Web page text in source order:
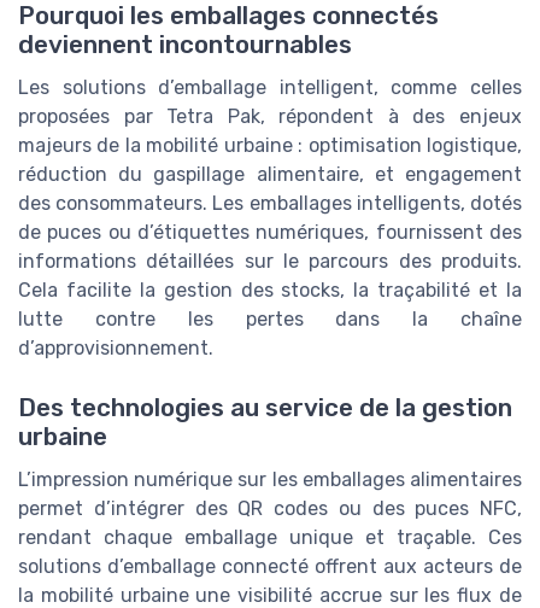
Pourquoi les emballages connectés
deviennent incontournables
Les solutions d’emballage intelligent, comme celles
proposées par Tetra Pak, répondent à des enjeux
majeurs de la mobilité urbaine : optimisation logistique,
réduction du gaspillage alimentaire, et engagement
des consommateurs. Les emballages intelligents, dotés
de puces ou d’étiquettes numériques, fournissent des
informations détaillées sur le parcours des produits.
Cela facilite la gestion des stocks, la traçabilité et la
lutte contre les pertes dans la chaîne
d’approvisionnement.
Des technologies au service de la gestion
urbaine
L’impression numérique sur les emballages alimentaires
permet d’intégrer des QR codes ou des puces NFC,
rendant chaque emballage unique et traçable. Ces
solutions d’emballage connecté offrent aux acteurs de
la mobilité urbaine une visibilité accrue sur les flux de